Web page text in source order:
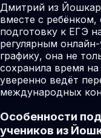
Дмитрий из
вместе с
подготовку к ЕГЭ
регулярным
графику, она не
сохранила время
уверенно ведёт
международных
Особенности
учеников из